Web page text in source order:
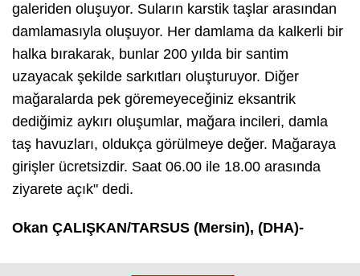
galeriden oluşuyor. Suların karstik taşlar arasından
damlamasıyla oluşuyor. Her damlama da kalkerli bir
halka bırakarak, bunlar 200 yılda bir santim
uzayacak şekilde sarkıtları oluşturuyor. Diğer
mağaralarda pek göremeyeceğiniz eksantrik
dediğimiz aykırı oluşumlar, mağara incileri, damla
taş havuzları, oldukça görülmeye değer. Mağaraya
girişler ücretsizdir. Saat 06.00 ile 18.00 arasında
ziyarete açık" dedi.
Okan ÇALIŞKAN/TARSUS (Mersin), (DHA)-